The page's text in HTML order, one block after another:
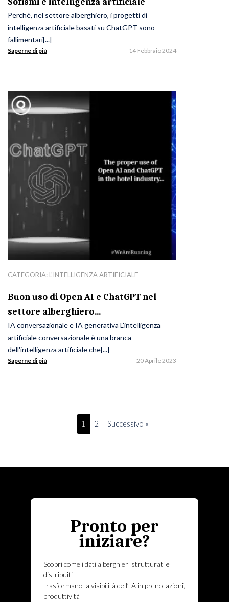
Perché, nel settore alberghiero, i progetti di
intelligenza artificiale basati su ChatGPT sono
fallimentari[...]
Saperne di più 14 Febbraio 2024
CATEGORIA: L'INTELLIGENZA ARTIFICIALE
Buon uso di Open AI e ChatGPT nel
settore alberghiero…
IA conversazionale e IA generativa L'intelligenza
artificiale conversazionale è una branca
dell'intelligenza artificiale che[...]
Saperne di più 20 Aprile 2023
1 2 Successivo »
Pronto per
iniziare?
Scopri come i dati alberghieri strutturati e
distribuiti
trasformano la visibilità dell’IA in prenotazioni,
produttività